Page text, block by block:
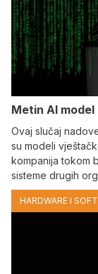
Metin AI
Ovaj slučaj
su modeli
kompanija tokom
sisteme drugih
HARDWARE I